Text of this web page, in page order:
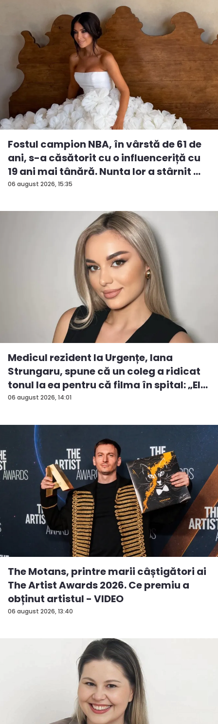
06 august 2026, 15:35
Fostul campion NBA, în vârstă de 61 de
ani, s-a căsătorit cu o influenceriță cu
19 ani mai tânără. Nunta lor a stârnit ...
06 august 2026, 14:01
Medicul rezident la Urgențe, Iana
Strungaru, spune că un coleg a ridicat
tonul la ea pentru că filma în spital: „El
a...
06 august 2026, 13:40
The Motans, printre marii câștigători ai
The Artist Awards 2026. Ce premiu a
obținut artistul - VIDEO